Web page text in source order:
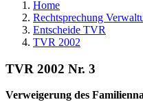
Home
Rechtsprechung
Entscheide TVR
TVR 2002
TVR 2002 Nr. 3
Verweigerung des